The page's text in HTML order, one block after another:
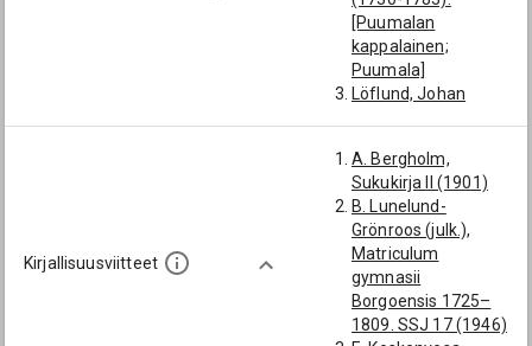
[Puumalan
kappalainen;
Puumala]
Löflund, Johan
pataljoonansaarnaa
ja; rykmentinpappi;
muut rykmentit]
Limatius, Johan
(1709-1763):
[Puumalan
kappalainen;
Puumala]
Kirjallisuusviitteet
A. Bergholm,
Sukukirja II (1901)
B. Lunelund-
Grönroos (julk.),
Matriculum
gymnasii
Borgoensis 1725–
1809. SSJ 17 (1946)